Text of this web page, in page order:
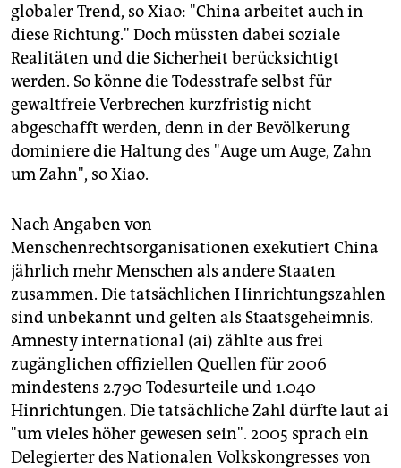
globaler Trend, so Xiao: "China arbeitet auch in
diese Richtung." Doch müssten dabei soziale
Realitäten und die Sicherheit berücksichtigt
werden. So könne die Todesstrafe selbst für
gewaltfreie Verbrechen kurzfristig nicht
abgeschafft werden, denn in der Bevölkerung
dominiere die Haltung des "Auge um Auge, Zahn
um Zahn", so Xiao.
Nach Angaben von
Menschenrechtsorganisationen exekutiert China
jährlich mehr Menschen als andere Staaten
zusammen. Die tatsächlichen Hinrichtungszahlen
sind unbekannt und gelten als Staatsgeheimnis.
Amnesty international (ai) zählte aus frei
zugänglichen offiziellen Quellen für 2006
mindestens 2.790 Todesurteile und 1.040
Hinrichtungen. Die tatsächliche Zahl dürfte laut ai
"um vieles höher gewesen sein". 2005 sprach ein
Delegierter des Nationalen Volkskongresses von